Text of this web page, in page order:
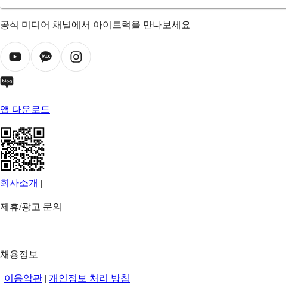
공식 미디어 채널에서 아이트럭을 만나보세요
앱 다운로드
회사소개 |
제휴/광고 문의
|
채용정보
| 이용약관 | 개인정보 처리 방침